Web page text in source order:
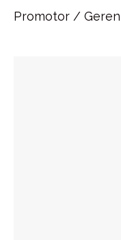
Promotor /